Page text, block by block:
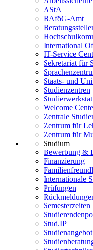
AStA
BAföG-Amt
International
IT-Service
Sekretariat für
Staats- und
Studienzentren
Welcome
Zentrale
Zentrum für
Zentrum für
Studium
Bewerbung &
Finanzierung
Internationale
Prüfungen
Semesterzeiten
Stud.IP
Studienangebot